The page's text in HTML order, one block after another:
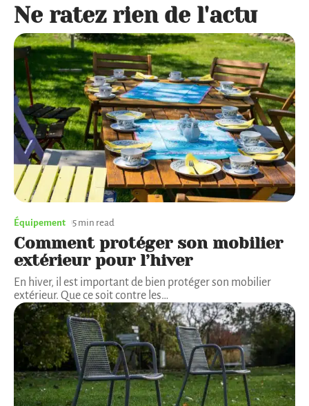
Ne ratez rien de l'actu
Équipement 5 min read
Comment protéger son mobilier
extérieur pour l’hiver
En hiver, il est important de bien protéger son mobilier
extérieur. Que ce soit contre les…